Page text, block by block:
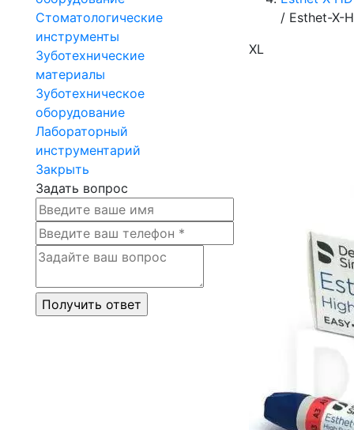
Стоматологические
инструменты
Зуботехнические
материалы
Зуботехническое
оборудование
Лабораторный
инструментарий
Закрыть
Задать вопрос
/ Esthet-X-
XL